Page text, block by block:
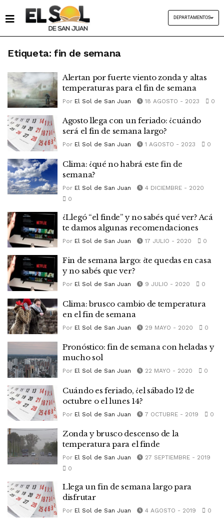
DEPARTAMENTOS
Etiqueta: fin de semana
Alertan por fuerte viento zonda y altas
temperaturas para el fin de semana
Por El Sol de San Juan 18 AGOSTO - 2023 0
Agosto llega con un feriado: ¿cuándo
será el fin de semana largo?
Por El Sol de San Juan 1 AGOSTO - 2023 0
Clima: ¿qué no habrá este fin de
semana?
Por El Sol de San Juan
4 DICIEMBRE - 2020
0
¿Llegó “el finde” y no sabés qué ver? Acá
te damos algunas recomendaciones
Por El Sol de San Juan 17 JULIO - 2020 0
Fin de semana largo: ¿te quedas en casa
y no sabés que ver?
Por El Sol de San Juan 9 JULIO - 2020 0
Clima: brusco cambio de temperatura
en el fin de semana
Por El Sol de San Juan 29 MAYO - 2020 0
Pronóstico: fin de semana con heladas y
mucho sol
Por El Sol de San Juan 22 MAYO - 2020 0
Cuándo es feriado, ¿el sábado 12 de
octubre o el lunes 14?
Por El Sol de San Juan 7 OCTUBRE - 2019 0
Zonda y brusco descenso de la
temperatura para el finde
Por El Sol de San Juan
27 SEPTIEMBRE - 2019
0
Llega un fin de semana largo para
disfrutar
Por El Sol de San Juan 4 AGOSTO - 2019 0